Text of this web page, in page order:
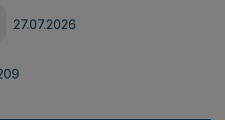
27.07.2026